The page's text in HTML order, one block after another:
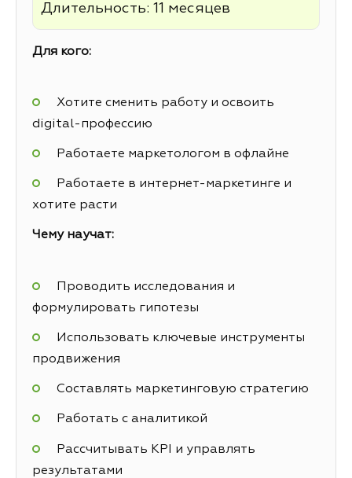
Длительность: 11 месяцев
Для кого:
Хотите сменить работу и освоить
digital-профессию
Работаете маркетологом в офлайне
Работаете в интернет-маркетинге и
хотите расти
Чему научат:
Проводить исследования и
формулировать гипотезы
Использовать ключевые инструменты
продвижения
Составлять маркетинговую стратегию
Работать с аналитикой
Рассчитывать KPI и управлять
результатами